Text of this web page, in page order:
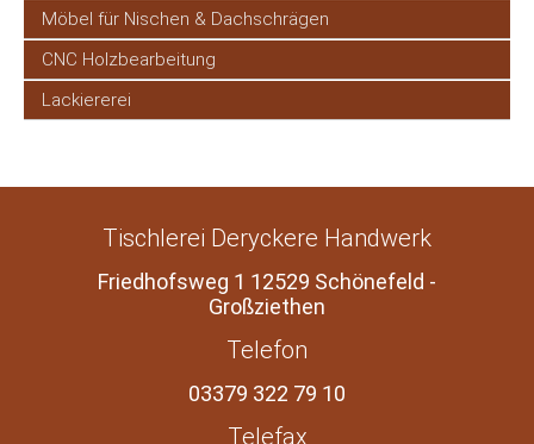
Möbel für Nischen & Dachschrägen
CNC Holzbearbeitung
Lackiererei
Tischlerei Deryckere Handwerk
Friedhofsweg 1 12529 Schönefeld -
Großziethen
Telefon
03379 322 79 10
Telefax